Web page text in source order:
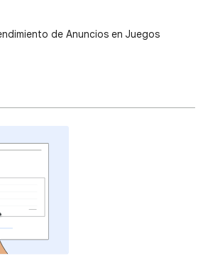
de Anuncios en Juegos